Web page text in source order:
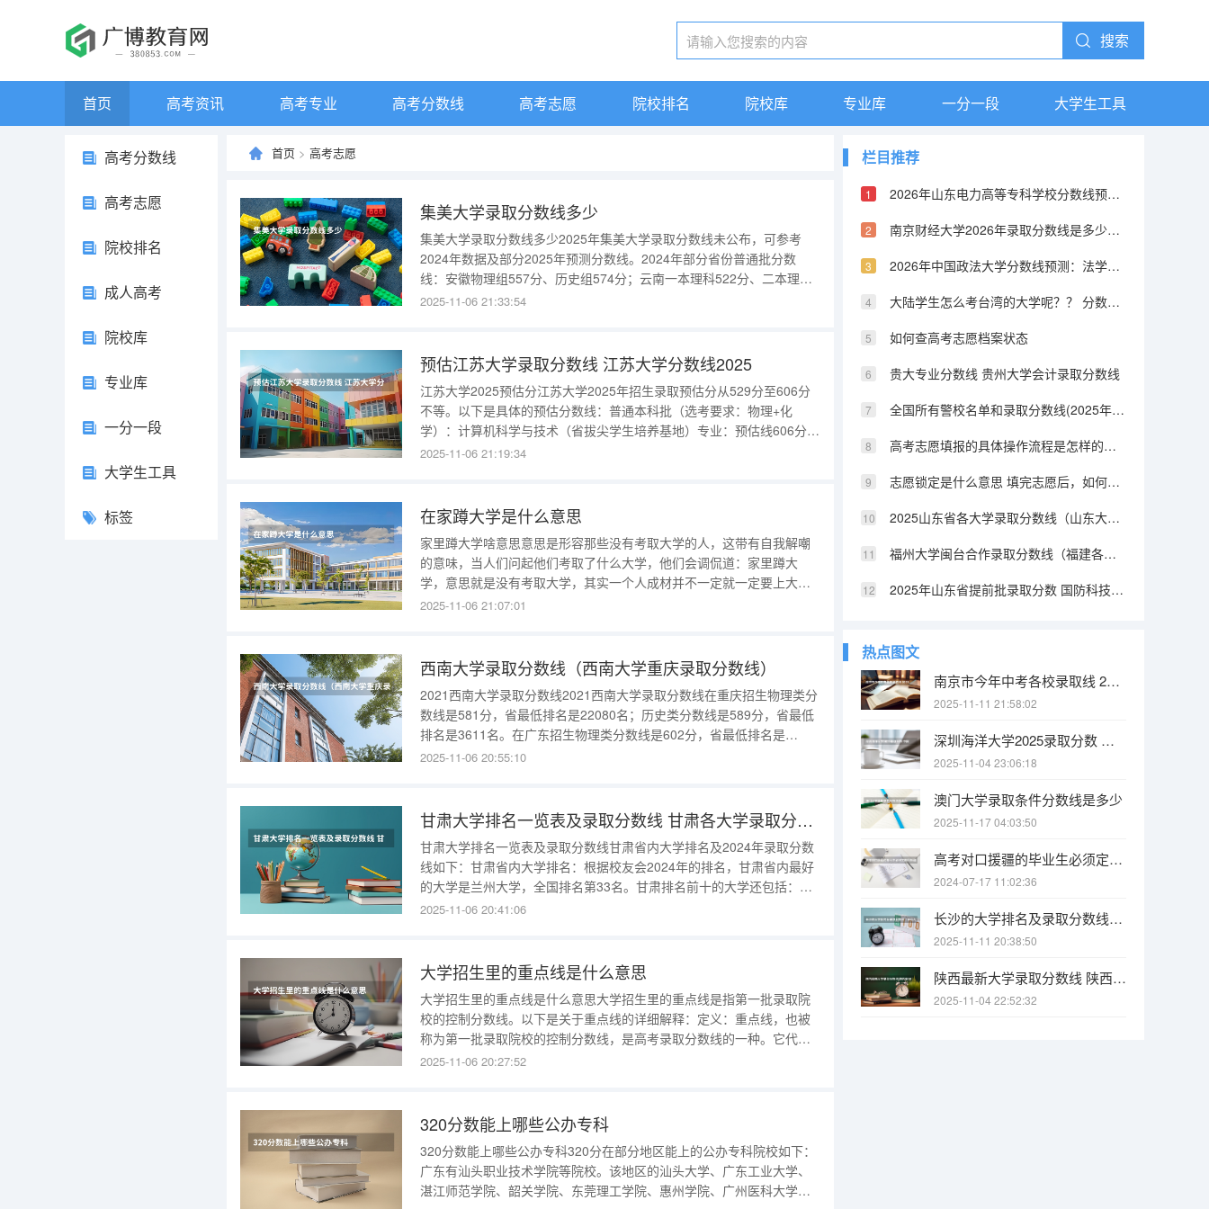
搜索
首页 高考资讯 高考专业 高考分数线 高考志愿 院校排名 院校库 专业库 一分一段 大学生工具
高考分数线
高考志愿
院校排名
成人高考
院校库
专业库
一分一段
大学生工具
标签
首页 > 高考志愿
集美大学录取分数线多少
集美大学录取分数线多少2025年集美大学录取分数线未公布，可参考
2024年数据及部分2025年预测分数线。2024年部分省份普通批分数
线：安徽物理组557分、历史组574分；云南一本理科522分、二本理科
516分、文科561分；河南理科526分、文科560分。2024年部分省份提
2025-11-06 21:33:54
预估江苏大学录取分数线 江苏大学分数线2025
江苏大学2025预估分江苏大学2025年招生录取预估分从529分至606分
不等。以下是具体的预估分数线：普通本科批（选考要求：物理+化
学）：计算机科学与技术（省拔尖学生培养基地）专业：预估线606分。
临床医学专业：预估线596分。口腔医学专业：预估线598分。计算机科
2025-11-06 21:19:34
在家蹲大学是什么意思
家里蹲大学啥意思意思是形容那些没有考取大学的人，这带有自我解嘲
的意味，当人们问起他们考取了什么大学，他们会调侃道：家里蹲大
学，意思就是没有考取大学，其实一个人成材并不一定就一定要上大
学，还可以通过其他的途径，比如通过成人高考、自考等方式取得大学
生的词语
2025-11-06 21:07:01
西南大学录取分数线（西南大学重庆录取分数线）
2021西南大学录取分数线2021西南大学录取分数线在重庆招生物理类分
数线是581分，省最低排名是22080名；历史类分数线是589分，省最低
排名是3611名。在广东招生物理类分数线是602分，省最低排名是
22398名；历史类分数线是601分，省最低排名是3039名。在福建招生
2025-11-06 20:55:10
甘肃大学排名一览表及录取分数线 甘肃各大学录取分数线2025年
甘肃大学排名一览表及录取分数线甘肃省内大学排名及2024年录取分数
线如下：甘肃省内大学排名：根据校友会2024年的排名，甘肃省内最好
的大学是兰州大学，全国排名第33名。甘肃排名前十的大学还包括：西
北师范大学、兰州交通大学、兰州理工大学、甘肃农业大学、西北民族
2025-11-06 20:41:06
大学招生里的重点线是什么意思
大学招生里的重点线是什么意思大学招生里的重点线是指第一批录取院
校的控制分数线。以下是关于重点线的详细解释：定义：重点线，也被
称为第一批录取院校的控制分数线，是高考录取分数线的一种。它代表
着考生如果想要被第一批录取的院校录取，必须达到或超过的分数线。
2025-11-06 20:27:52
320分数能上哪些公办专科
320分数能上哪些公办专科320分在部分地区能上的公办专科院校如下：
广东有汕头职业技术学院等院校。该地区的汕头大学、广东工业大学、
湛江师范学院、韶关学院、东莞理工学院、惠州学院、广州医科大学中
栏目推荐
2026年山东电力高等专科学校分数线预测及往年分数参考
南京财经大学2026年录取分数线是多少？专业优势与就业前景全面解析
2026年中国政法大学分数线预测：法学界的黄埔军校
大陆学生怎么考台湾的大学呢？？ 分数线又是怎样的？？ 考取难度高不高？
如何查高考志愿档案状态
贵大专业分数线 贵州大学会计录取分数线
全国所有警校名单和录取分数线(2025年参考) 陕西提前批警校录取分数
高考志愿填报的具体操作流程是怎样的（江西高考志愿填报详细步骤）
志愿锁定是什么意思 填完志愿后，如何快速知道自己是否被录取
2025山东省各大学录取分数线（山东大学排名及录取分数线）
福州大学闽台合作录取分数线（福建各所大学法学系的分数线2025）
2025年山东省提前批录取分数 国防科技大学提前批山东录取分数线
热点图文
南京市今年中考各校录取线 2025南京中考分数线与录取线
2025-11-11 21:58:02
深圳海洋大学2025录取分数 中国海洋大学2025投档线
2025-11-04 23:06:18
澳门大学录取条件分数线是多少
2025-11-17 04:03:50
高考对口援疆的毕业生必须定向回新疆工作吗，能不能不会回，不回会怎样？
2024-07-17 11:02:36
长沙的大学排名及录取分数线（长沙大学招生分数线）
2025-11-11 20:38:50
陕西最新大学录取分数线 陕西省2025年各院校最低高考录取分数线
2025-11-04 22:52:32